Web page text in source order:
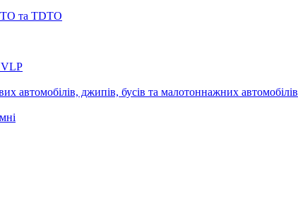
та TDTO
автомобілів, джипів, бусів та малотоннажних автомобілів